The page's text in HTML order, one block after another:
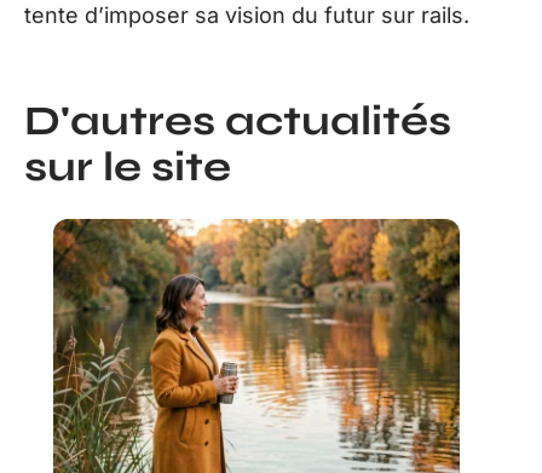
tente d’imposer sa vision du futur sur rails.
D'autres actualités
sur le site